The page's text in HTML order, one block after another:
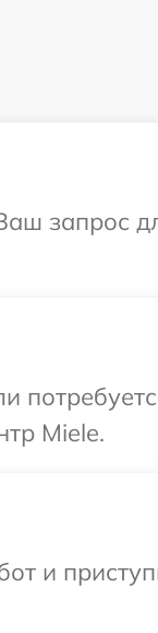
запрос
Miele.
и